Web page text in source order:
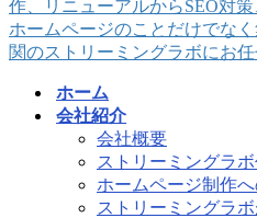
ホーム
会社紹介
会社概要
ストリーミングラ
ホームページ制作
ストリーミングラ